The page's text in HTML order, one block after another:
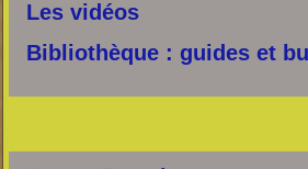
Les vidéos
Bibliothèque : guides et